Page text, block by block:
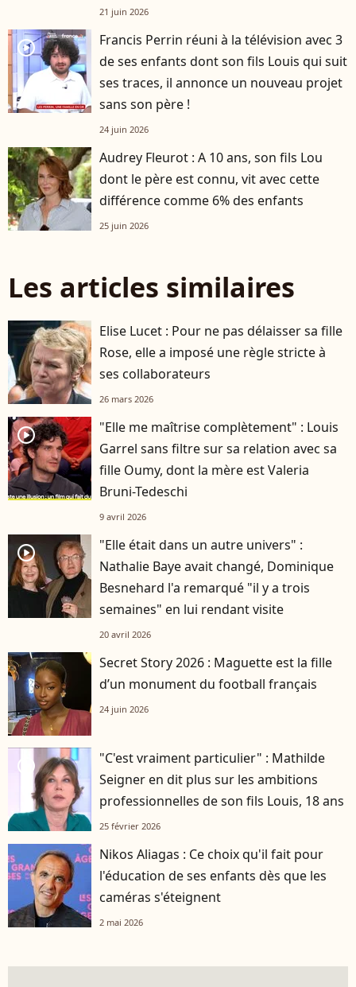
21 juin 2026
player2
Francis Perrin réuni à la télévision avec 3
de ses enfants dont son fils Louis qui suit
ses traces, il annonce un nouveau projet
sans son père !
24 juin 2026
Audrey Fleurot : A 10 ans, son fils Lou
dont le père est connu, vit avec cette
différence comme 6% des enfants
25 juin 2026
Les articles similaires
Elise Lucet : Pour ne pas délaisser sa fille
Rose, elle a imposé une règle stricte à
ses collaborateurs
26 mars 2026
player2
"Elle me maîtrise complètement" : Louis
Garrel sans filtre sur sa relation avec sa
fille Oumy, dont la mère est Valeria
Bruni-Tedeschi
9 avril 2026
player2
"Elle était dans un autre univers" :
Nathalie Baye avait changé, Dominique
Besnehard l'a remarqué "il y a trois
semaines" en lui rendant visite
20 avril 2026
Secret Story 2026 : Maguette est la fille
d’un monument du football français
24 juin 2026
player2
"C'est vraiment particulier" : Mathilde
Seigner en dit plus sur les ambitions
professionnelles de son fils Louis, 18 ans
25 février 2026
Nikos Aliagas : Ce choix qu'il fait pour
l'éducation de ses enfants dès que les
caméras s'éteignent
2 mai 2026